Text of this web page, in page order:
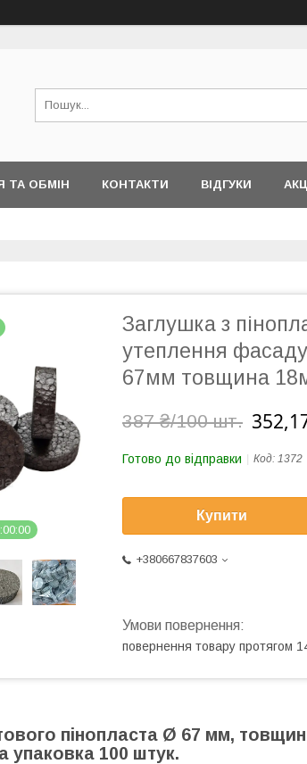
ТА ОБМІН КОНТАКТИ ВІДГУКИ
00 00
Заглушка з
утеплення
67мм товщина
387 ₴/100 шт.
Готово до відправки Код: 1372
Купити
+380667837603
повернення товару протягом
пінопласта Ø 67 мм,
упаковка 100 штук.